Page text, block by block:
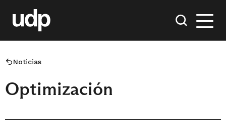
Noticias
Optimización